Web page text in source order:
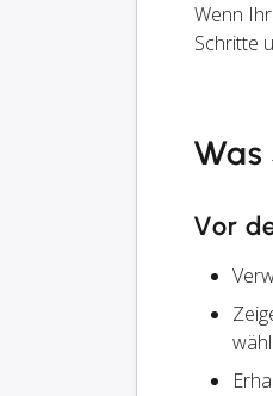
Wenn
Schritte
Was
Vor